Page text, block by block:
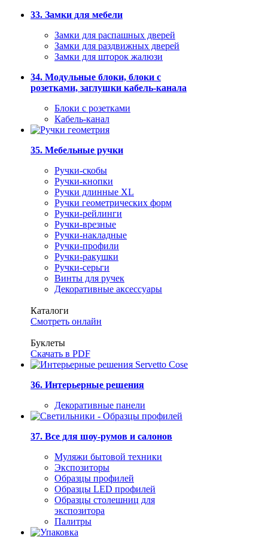
33. Замки для мебели
Замки для распашных дверей
Замки для раздвижных дверей
Замки для шторок жалюзи
34. Модульные блоки, блоки с
розетками, заглушки кабель-канала
Блоки с розетками
Кабель-канал
35. Мебельные ручки
Ручки-скобы
Ручки-кнопки
Ручки длинные XL
Ручки геометрических форм
Ручки-рейлинги
Ручки-врезные
Ручки-накладные
Ручки-профили
Ручки-ракушки
Ручки-серьги
Винты для ручек
Декоративные аксессуары
Каталоги
Смотреть онлайн
Буклеты
Скачать в PDF
36. Интерьерные решения
Декоративные панели
37. Все для шоу-румов и салонов
Муляжи бытовой техники
Экспозиторы
Образцы профилей
Образцы LED профилей
Образцы столешниц для
экспозитора
Палитры